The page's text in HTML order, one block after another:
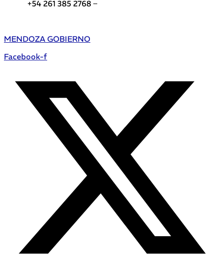
+54 261 385 2768 –
MENDOZA GOBIERNO
Facebook-f